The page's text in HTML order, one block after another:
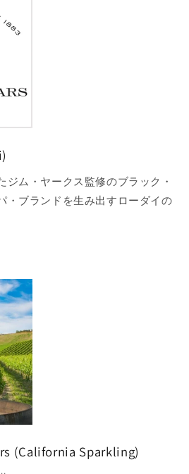
ジム・ヤークス監修のブラック・
・ブランドを生み出すローダイの
(California Sparkling)